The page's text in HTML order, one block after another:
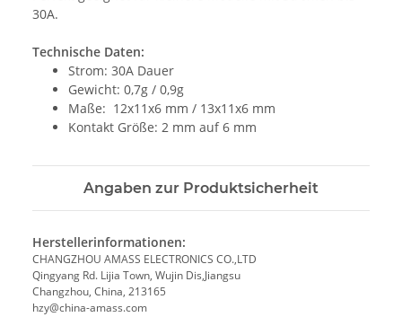
30A.
Technische Daten:
Strom: 30A Dauer
Gewicht: 0,7g / 0,9g
Maße: 12x11x6 mm / 13x11x6 mm
Kontakt Größe: 2 mm auf 6 mm
Angaben zur Produktsicherheit
Herstellerinformationen:
CHANGZHOU AMASS ELECTRONICS CO.,LTD
Qingyang Rd. Lijia Town, Wujin Dis,Jiangsu
Changzhou, China, 213165
hzy@china-amass.com